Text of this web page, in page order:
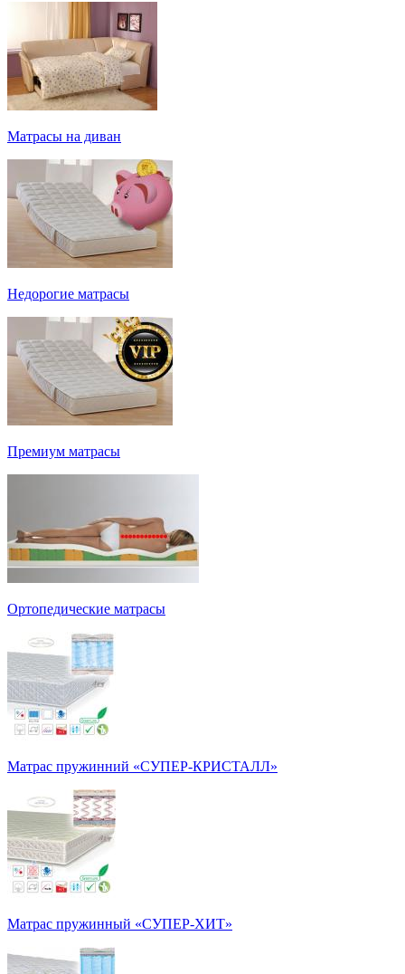
Матрасы на диван
Недорогие матрасы
Премиум матрасы
Ортопедические матрасы
Матрас пружинний «СУПЕР-КРИСТАЛЛ»
Матрас пружинный «СУПЕР-ХИТ»